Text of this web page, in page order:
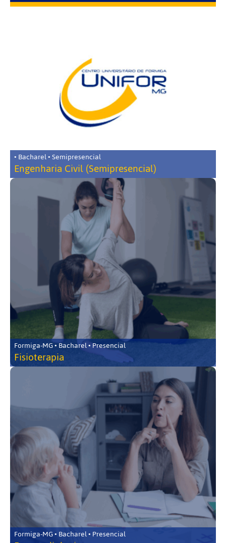
• Bacharel • Semipresencial
Engenharia Civil (Semipresencial)
Formiga-MG • Bacharel • Presencial
Fisioterapia
Formiga-MG • Bacharel • Presencial